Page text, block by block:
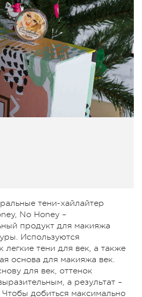
тени-хайлайтер
No Honey –
продукт для макияжа
Используются
легкие тени для век, а также
основа для макияжа век.
для век, оттенок
а результат –
добиться максимально